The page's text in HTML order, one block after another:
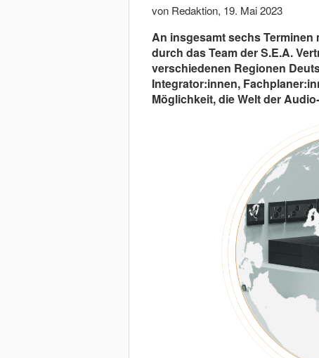
von Redaktion, 19. Mai 2023
An insgesamt sechs Terminen
durch das Team der S.E.A.
verschiedenen Regionen
Integrator:innen,
Möglichkeit, die Welt der